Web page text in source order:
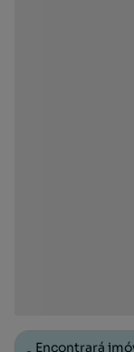
Encontrará